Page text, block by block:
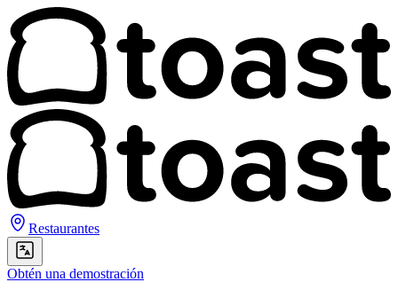
Restaurantes
Obtén una demostración